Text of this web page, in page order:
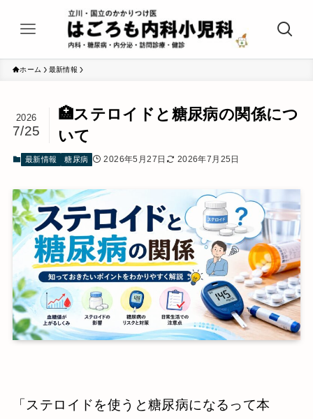
ホーム 最新情報
🏥ステロイドと糖尿病の関係につ
いて
2026
7/25
最新情報 糖尿病 2026年5月27日 2026年7月25日
「ステロイドを使うと糖尿病になるって本